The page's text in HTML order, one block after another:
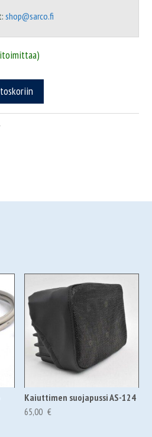
shop@sarco.fi
Kaiuttimen suojapussi AS-124
65,00 €